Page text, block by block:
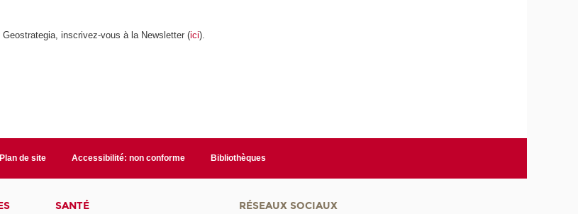
inscrivez-vous à la Newsletter (ici).
Plan de site Accessibilité: non conforme Bibliothèques
SANTÉ RÉSEAUX SOCIAUX